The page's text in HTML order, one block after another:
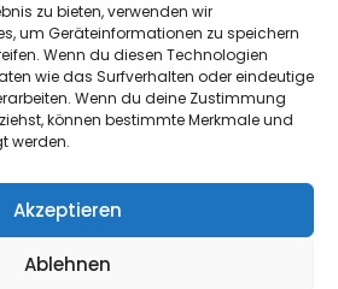
zu bieten, verwenden wir
um Geräteinformationen zu speichern
Wenn du diesen Technologien
wie das Surfverhalten oder eindeutige
Wenn du deine Zustimmung
können bestimmte Merkmale und
werden.
Akzeptieren
Ablehnen